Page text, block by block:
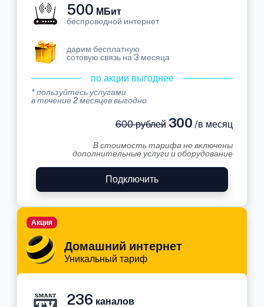
500 МБит
беспроводной интернет
дарим бесплатную
сотовую связь на 3 месяца
по акции выгоднее
* пользуйтесь услугами
в течение 2 месяцев выгодно
600 рублей300 /в месяц
В стоимость тарифа не включены
дополнительные услуги и оборудование
Подключить
Домашний интернет
Уникальный тариф
Акция
236 каналов